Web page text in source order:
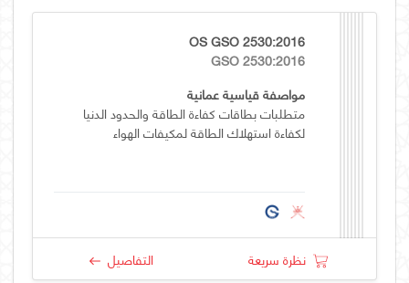
OS GSO 2530:2016
GSO 2530:2016
مواصفة قياسية عمانية
متطلبات بطاقات كفاءة الطاقة والحدود الدنيا
لكفاءة استهلاك الطاقة لمكيفات الهواء
نظرة سريعة التفاصيل